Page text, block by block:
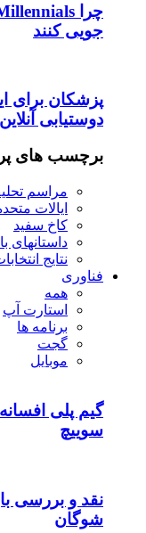
جویی کنند
پزشکان برای
دوستیابی
برچسب های
مراسم
ایالات
کاخ سفید
داستانهای
نتایج
فناوری
همه
استارت آپ
برنامه ها
گجت
موبایل
گیم پلی
سوییچ
نقد و بررسی
شوگان